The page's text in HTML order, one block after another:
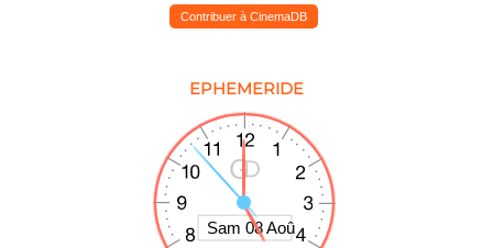
Contribuer à CinemaDB
EPHEMERIDE